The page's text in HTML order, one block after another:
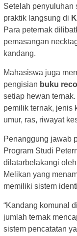
Setelah penyuluhan
praktik langsung di
Para peternak
pemasangan
kandang.
Mahasiswa juga
pengisian buku
setiap hewan
pemilik ternak, jenis
umur, ras, riwayat
Penanggung jawab
Program Studi
dilatarbelakangi
Melikan yang
memiliki sistem
“Kandang komunal
jumlah ternak
sistem pencatatan